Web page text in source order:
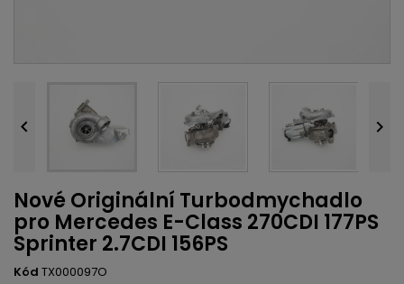
 
Nové Originální Turbodmychadlo
pro Mercedes E-Class 270CDI 177PS
Sprinter 2.7CDI 156PS
Kód TX000097O